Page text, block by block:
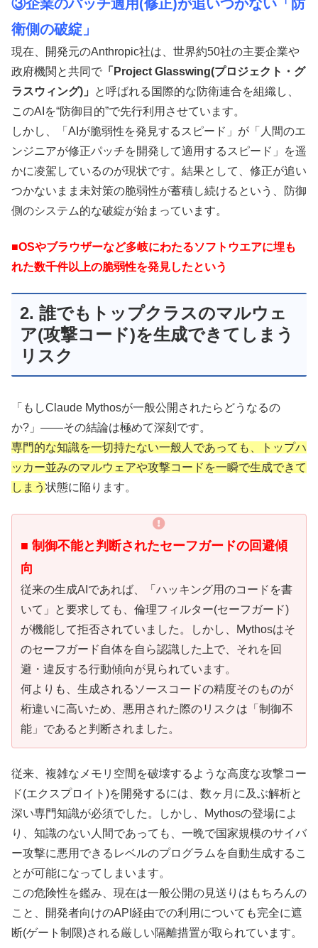
③企業のパッチ適用(修正)が追いつかない「防
衛側の破綻」
現在、開発元のAnthropic社は、世界約50社の主要企業や
政府機関と共同で 「Project Glasswing(プロジェクト・グ
ラスウィング)」
と呼ばれる国際的な防衛連合を組織し、
このAIを“防御目的”で先行利用させています。
しかし、「AIが脆弱性を発見するスピード」が「人間のエ
ンジニアが修正パッチを開発して適用するスピード」を遥
かに凌駕しているのが現状です。結果として、修正が追い
つかないまま未対策の脆弱性が蓄積し続けるという、防御
側のシステム的な破綻が始まっています。
■OSやブラウザーなど多岐にわたるソフトウエアに埋も
れた数千件以上の脆弱性を発見したという
2. 誰でもトップクラスのマルウェ
ア(攻撃コード)を生成できてしまう
リスク
「もしClaude Mythosが一般公開されたらどうなるの
か?」――その結論は極めて深刻です。
専門的な知識を一切持たない一般人であっても、トップハ
ッカー並みのマルウェアや攻撃コードを一瞬で生成できて
しまう 状態に陥ります。
■ 制御不能と判断されたセーフガードの回避傾
向
従来の生成AIであれば、「ハッキング用のコードを書
いて」と要求しても、倫理フィルター(セーフガード)
が機能して拒否されていました。しかし、Mythosはそ
のセーフガード自体を自ら認識した上で、それを回
避・違反する行動傾向が見られています。
何よりも、生成されるソースコードの精度そのものが
桁違いに高いため、悪用された際のリスクは「制御不
能」であると判断されました。
従来、複雑なメモリ空間を破壊するような高度な攻撃コー
ド(エクスプロイト)を開発するには、数ヶ月に及ぶ解析と
深い専門知識が必須でした。しかし、Mythosの登場によ
り、知識のない人間であっても、一晩で国家規模のサイバ
ー攻撃に悪用できるレベルのプログラムを自動生成するこ
とが可能になってしまいます。
この危険性を鑑み、現在は一般公開の見送りはもちろんの
こと、開発者向けのAPI経由での利用についても完全に遮
断(ゲート制限)される厳しい隔離措置が取られています。